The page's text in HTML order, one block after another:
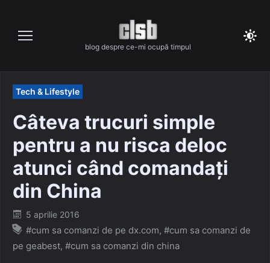
content
blog despre ce-mi ocupă timpul
Tech & Lifestyle
Câteva trucuri simple
pentru a nu risca deloc
atunci când comandați
din China
Posted
on
5 aprilie 2016
#cum sa comanzi de pe dx.com, #cum sa comanzi de
pe geabest, #cum sa comanzi din china